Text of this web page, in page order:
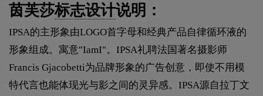
茵芙莎标志设计说明：
IPSA的主形象由LOGO首字母和经典产品自律循环液的
形象组成。寓意"IamI"。IPSA礼聘法国著名摄影师
Francis Gjacobetti为品牌形象的广告创意，即使不用模
特代言也能体现光与影之间的灵异感。IPSA源自拉丁文